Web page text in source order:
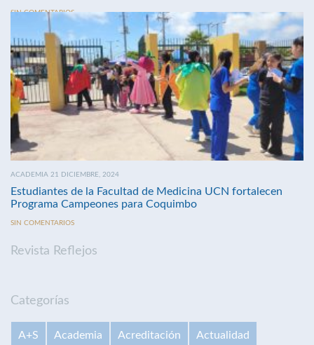
SIN COMENTARIOS
ACADEMIA 21 DICIEMBRE, 2024
Estudiantes de la Facultad de Medicina UCN fortalecen
Programa Campeones para Coquimbo
SIN COMENTARIOS
Revista Reflejos
Categorías
A+S Academia Acreditación Actualidad